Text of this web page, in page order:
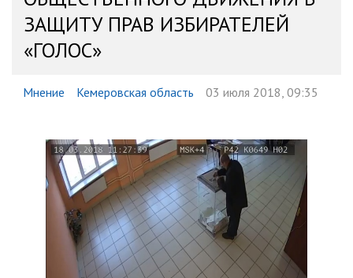
ЗАЩИТУ ПРАВ ИЗБИРАТЕЛЕЙ
«ГОЛОС»
Мнение Кемеровская область 03 июля 2018, 09:35